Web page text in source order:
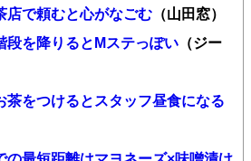
店で頼むと心がなごむ （山田窓）
段を降りるとMステっぽい （ジー
茶をつけるとスタッフ昼食になる